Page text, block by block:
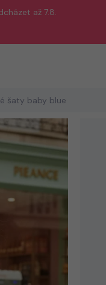
až 7.8.
šaty baby blue